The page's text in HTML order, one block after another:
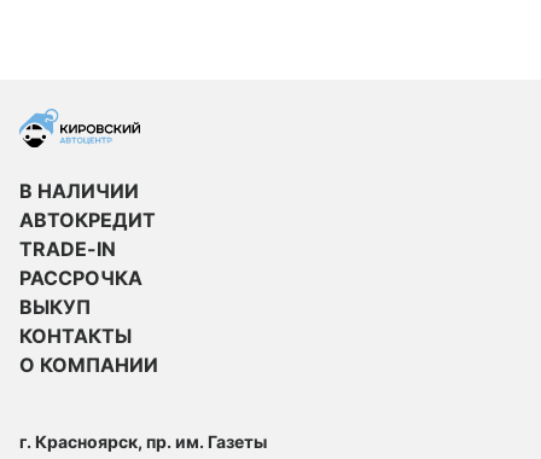
В НАЛИЧИИ
АВТОКРЕДИТ
TRADE-IN
РАССРОЧКА
ВЫКУП
КОНТАКТЫ
О КОМПАНИИ
г. Красноярск, пр. им. Газеты